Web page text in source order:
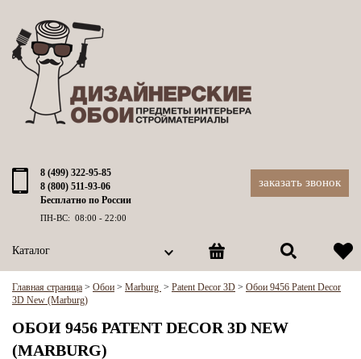
8 (499) 322-95-85
8 (800) 511-93-06
Бесплатно по России
ПН-ВС: 08:00 - 22:00
заказать звонок
Каталог
Главная страница > Обои > Marburg > Patent Decor 3D > Обои 9456 Patent Decor
3D New (Marburg)
ОБОИ 9456 PATENT DECOR 3D NEW
(MARBURG)